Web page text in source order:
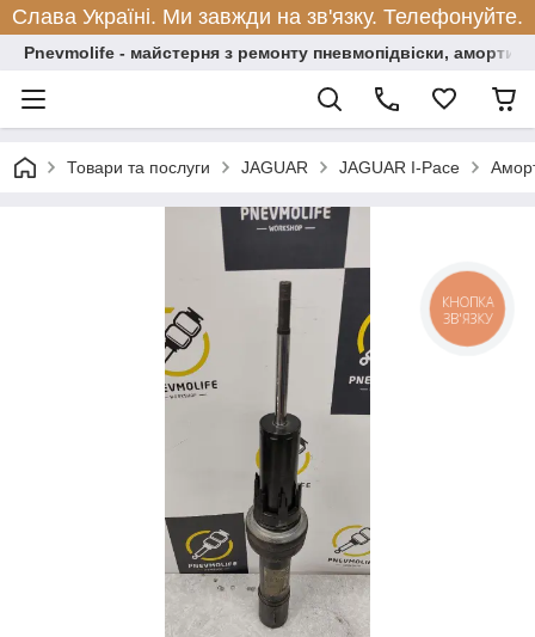
Слава Україні. Ми завжди на зв'язку. Телефонуйте.
Pnevmolife - майстерня з ремонту пневмопідвіски,
Товари та послуги JAGUAR JAGUAR I-Pace
КНОПКА
ЗВ'ЯЗКУ